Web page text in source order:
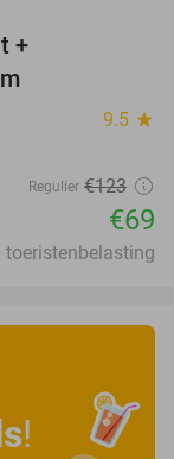
+
9.5 star
Regulier €123
€69
toeristenbelasting
!